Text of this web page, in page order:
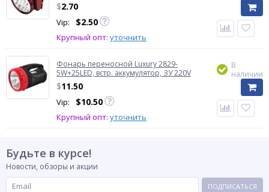
$2.70
Vip: $2.50
Крупный опт: уточнить
Фонарь переносной Luxury 2829-
5W+25LED, встр. аккумулятор, ЗУ 220V
$11.50
Vip: $10.50
Крупный опт: уточнить
В
наличии
Будьте в курсе!
Новости, обзоры и акции
ПОДПИСАТЬСЯ